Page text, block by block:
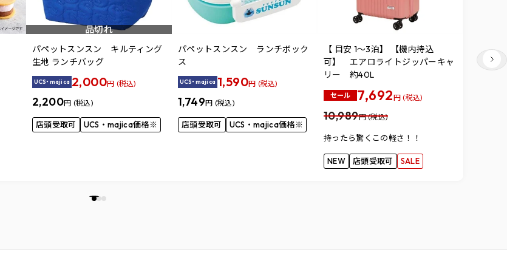
品切れ
パペットスンスン キルティング
生地 ランチバッグ
UCS・majica 2,000円 (税込)
2,200円 (税込)
店頭受取可 UCS・majica価格※
パペットスンスン ランチボック
ス
UCS・majica 1,590円 (税込)
1,749円 (税込)
店頭受取可 UCS・majica価格※
【 目安 1～3泊】 【機内持込
可】 エアロライトジッパーキャ
リー 約40L
セール 7,692円 (税込)
10,989円 (税込)
持ったら驚くこの軽さ！！
NEW 店頭受取可 SALE
New
メンズ